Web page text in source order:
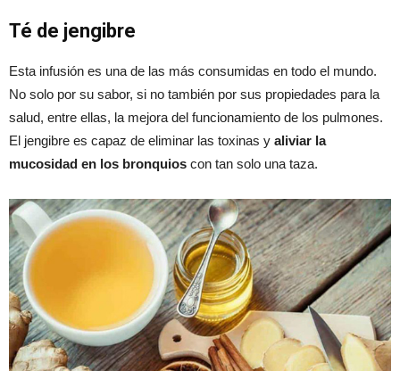
Té de jengibre
Esta infusión es una de las más consumidas en todo el mundo.
No solo por su sabor, si no también por sus propiedades para la
salud, entre ellas, la mejora del funcionamiento de los pulmones.
El jengibre es capaz de eliminar las toxinas y aliviar la
mucosidad en los bronquios con tan solo una taza.